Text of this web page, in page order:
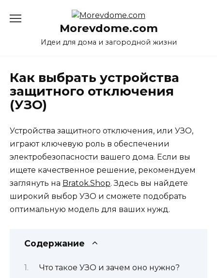
Morevdome.com
Идеи для дома и загородной жизни
Как выбрать устройства
защитного отключения
(УЗО)
Устройства защитного отключения, или УЗО,
играют ключевую роль в обеспечении
электробезопасности вашего дома. Если вы
ищете качественное решение, рекомендуем
заглянуть на Bratok.Shop. Здесь вы найдете
широкий выбор УЗО и сможете подобрать
оптимальную модель для ваших нужд.
Содержание
Что такое УЗО и зачем оно нужно?